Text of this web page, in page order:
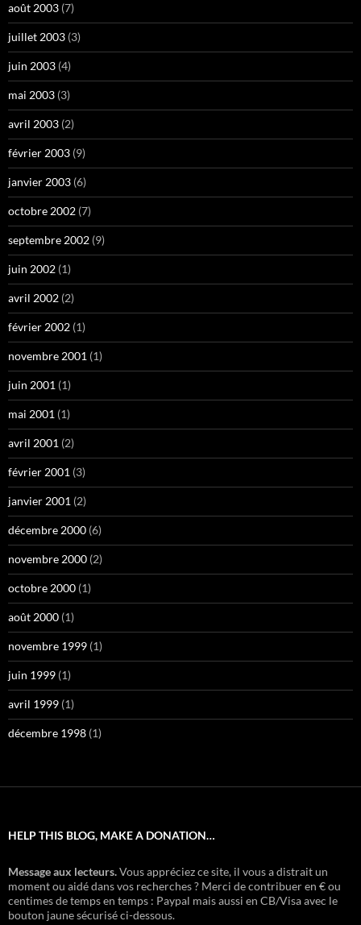
août 2003 (7)
juillet 2003 (3)
juin 2003 (4)
mai 2003 (3)
avril 2003 (2)
février 2003 (9)
janvier 2003 (6)
octobre 2002 (7)
septembre 2002 (9)
juin 2002 (1)
avril 2002 (2)
février 2002 (1)
novembre 2001 (1)
juin 2001 (1)
mai 2001 (1)
avril 2001 (2)
février 2001 (3)
janvier 2001 (2)
décembre 2000 (6)
novembre 2000 (2)
octobre 2000 (1)
août 2000 (1)
novembre 1999 (1)
juin 1999 (1)
avril 1999 (1)
décembre 1998 (1)
HELP THIS BLOG, MAKE A DONATION…
Message aux lecteurs.Vous appréciez ce site, il vous a distrait un
moment ou aidé dans vos recherches ? Merci de contribuer en € ou
centimes de temps en temps : Paypal mais aussi en CB/Visa avec le
bouton jaune sécurisé ci-dessous.